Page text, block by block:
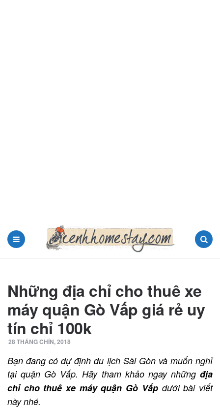
Những địa chỉ cho thuê xe
máy quận Gò Vấp giá rẻ uy
tín chỉ 100k
28 THÁNG CHÍN, 2018
Bạn đang có dự định du lịch Sài Gòn và muốn nghỉ
tại quận Gò Vấp. Hãy tham khảo ngay những địa
chỉ cho thuê xe máy quận Gò Vấpdưới bài viết
này nhé.